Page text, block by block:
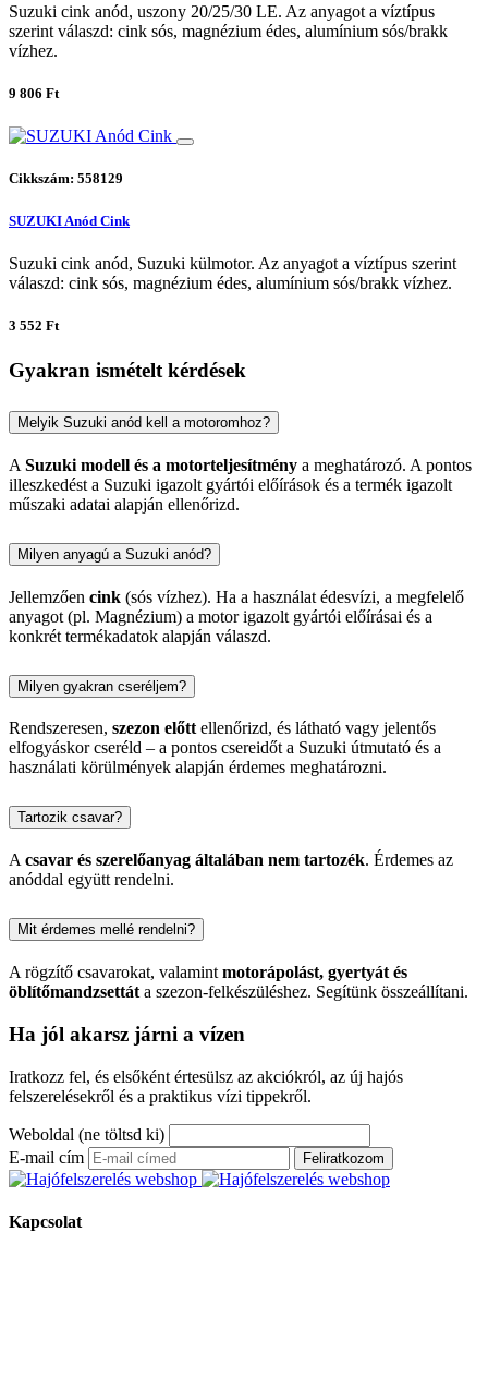
Suzuki cink anód, uszony 20/25/30 LE. Az anyagot a víztípus
szerint válaszd: cink sós, magnézium édes, alumínium sós/brakk
vízhez.
9 806 Ft
Cikkszám: 558129
SUZUKI Anód Cink
Suzuki cink anód, Suzuki külmotor. Az anyagot a víztípus szerint
válaszd: cink sós, magnézium édes, alumínium sós/brakk vízhez.
3 552 Ft
Gyakran ismételt kérdések
Melyik Suzuki anód kell a motoromhoz?
A Suzuki modell és a motorteljesítmény a meghatározó. A pontos
illeszkedést a Suzuki igazolt gyártói előírások és a termék igazolt
műszaki adatai alapján ellenőrizd.
Milyen anyagú a Suzuki anód?
Jellemzően cink (sós vízhez). Ha a használat édesvízi, a megfelelő
anyagot (pl. Magnézium) a motor igazolt gyártói előírásai és a
konkrét termékadatok alapján válaszd.
Milyen gyakran cseréljem?
Rendszeresen, szezon előttellenőrizd, és látható vagy jelentős
elfogyáskor cseréld – a pontos csereidőt a Suzuki útmutató és a
használati körülmények alapján érdemes meghatározni.
Tartozik csavar?
A csavar és szerelőanyag általában nem tartozék. Érdemes az
anóddal együtt rendelni.
Mit érdemes mellé rendelni?
A rögzítő csavarokat, valamint motorápolást, gyertyát és
öblítőmandzsettát a szezon-felkészüléshez. Segítünk összeállítani.
Ha jól akarsz járni a vízen
Iratkozz fel, és elsőként értesülsz az akciókról, az új hajós
felszerelésekről és a praktikus vízi tippekről.
Weboldal (ne töltsd ki)
E-mail cím
Feliratkozom
Kapcsolat